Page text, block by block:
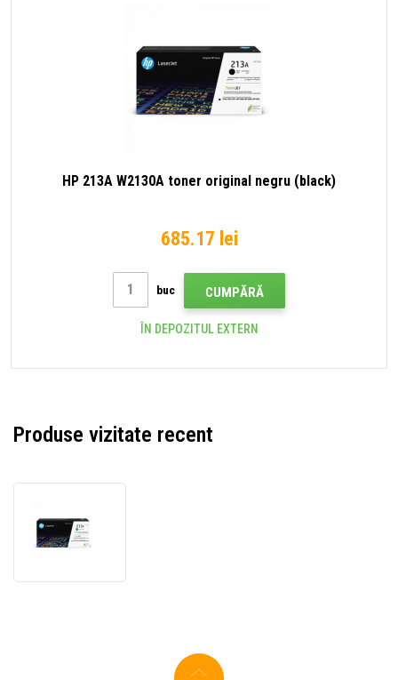
HP 213A W2130A toner original negru (black)
685.17 lei
buc CUMPĂRĂ
ÎN DEPOZITUL EXTERN
Produse vizitate recent
original